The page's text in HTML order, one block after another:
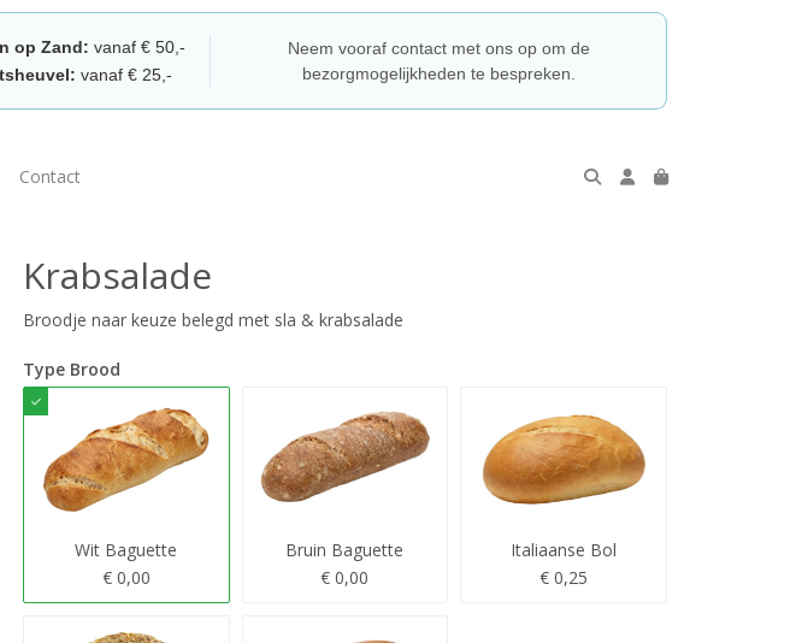
op Zand: vanaf € 50,-
vanaf € 25,-
Neem vooraf contact met ons op om de
bezorgmogelijkheden te bespreken.
Contact
Krabsalade
Broodje naar keuze belegd met sla & krabsalade
Type Brood
Wit Baguette
€ 0,00
Bruin Baguette
€ 0,00
Italiaanse Bol
€ 0,25